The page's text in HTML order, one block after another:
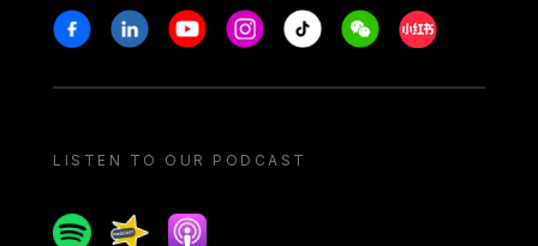
Stay in touch
FacebookLinkedinYoutubeInstagram
Tiktok WeechatXiaohongshu/
LISTEN TO OUR PODCAST
SpotifySpreakerApple podcast